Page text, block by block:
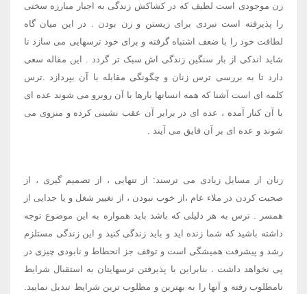
زن موجودی است لطیف که در کشاکش زندگی به اجبار مبارزه سختی
را پذیرفته است نبردی برای زیستن و زن بودن . در این میان گاه
لطافت خود را با ضعف اشتباه گرفته و برای خود ترسهایی می سازد تا
شاید اندکی از بار سنگین زندگی اش سبک تر گردد . این مقاله سعی
دارد تا به بررسی ترس زنان و چگونگی مقابله با آن بپردازد .ترس
کلمه ای است آشنا که همه انسانها بارها با آن روبرو می شوند عده ای
با آن کنار آمده ، عده ای در برابر آن عقب نشینی کرده و منزوی می
شوند و عده ای بر آن فایق می آیند .
زنان از مسایل زیادی می ترسند: از تنهایی ، از تصمیم گیری ، از
صحبت کردن در ملاء عام ،از خوب نبودن ، از تغییر شغل و یا جدایی از
همسر . ترس به هر دلیلی که باشد باید همواره به این موضوع توجه
داشته باشید که شما زنده اید و باید زندگی کنید و این زندگی مستلزم
رشد و پیشرفت همیشگی است و توقف جز انحطاط و نابودی چیزی در
پی نخواهد داشت . بنابراین با پذیرفتن ترسهایتان به استقبال شرایط
نامطلوب رفته و آنها را به بهترین و مطلوب ترین شرایط تبدیل نمایید.